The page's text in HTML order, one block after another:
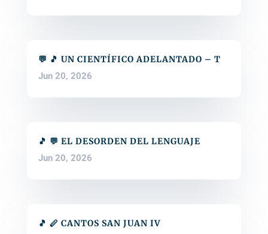
💬 🎵 UN CIENTÍFICO ADELANTADO – T
Jun 20, 2026
🎵 💬 EL DESORDEN DEL LENGUAJE
Jun 20, 2026
🎵 🪈 CANTOS SAN JUAN IV